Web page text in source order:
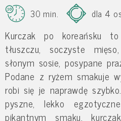
30 min.
dla 4
Kurczak po koreańsku
tłuszczu, soczyste
słonym sosie, posypane
Podane z ryżem smakuje
robi się je naprawdę
pyszne, lekko
pikantnym smaku,